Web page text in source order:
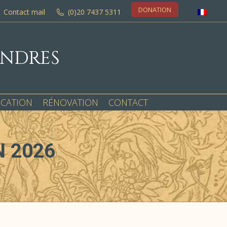
Contact mail (0)20 7437 5311 DONATION
RÉNOVATION CONTACT
2026